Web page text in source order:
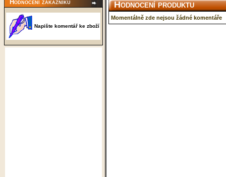
Hodnocení zákazníků
Napište komentář ke zboží
Hodnocení produktu
Momentálně zde nejsou žádné komentáře